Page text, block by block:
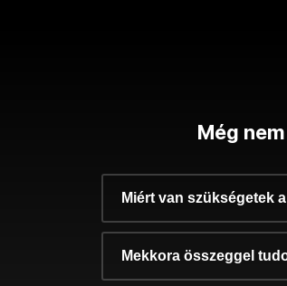
Még
Miért van szükségetek
Mekkora összeggel